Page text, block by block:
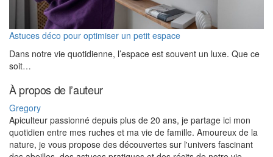
Astuces déco pour optimiser un petit espace
Dans notre vie quotidienne, l’espace est souvent un luxe. Que ce
soit…
À propos de l’auteur
Gregory
Apiculteur passionné depuis plus de 20 ans, je partage ici mon
quotidien entre mes ruches et ma vie de famille. Amoureux de la
nature, je vous propose des découvertes sur l'univers fascinant